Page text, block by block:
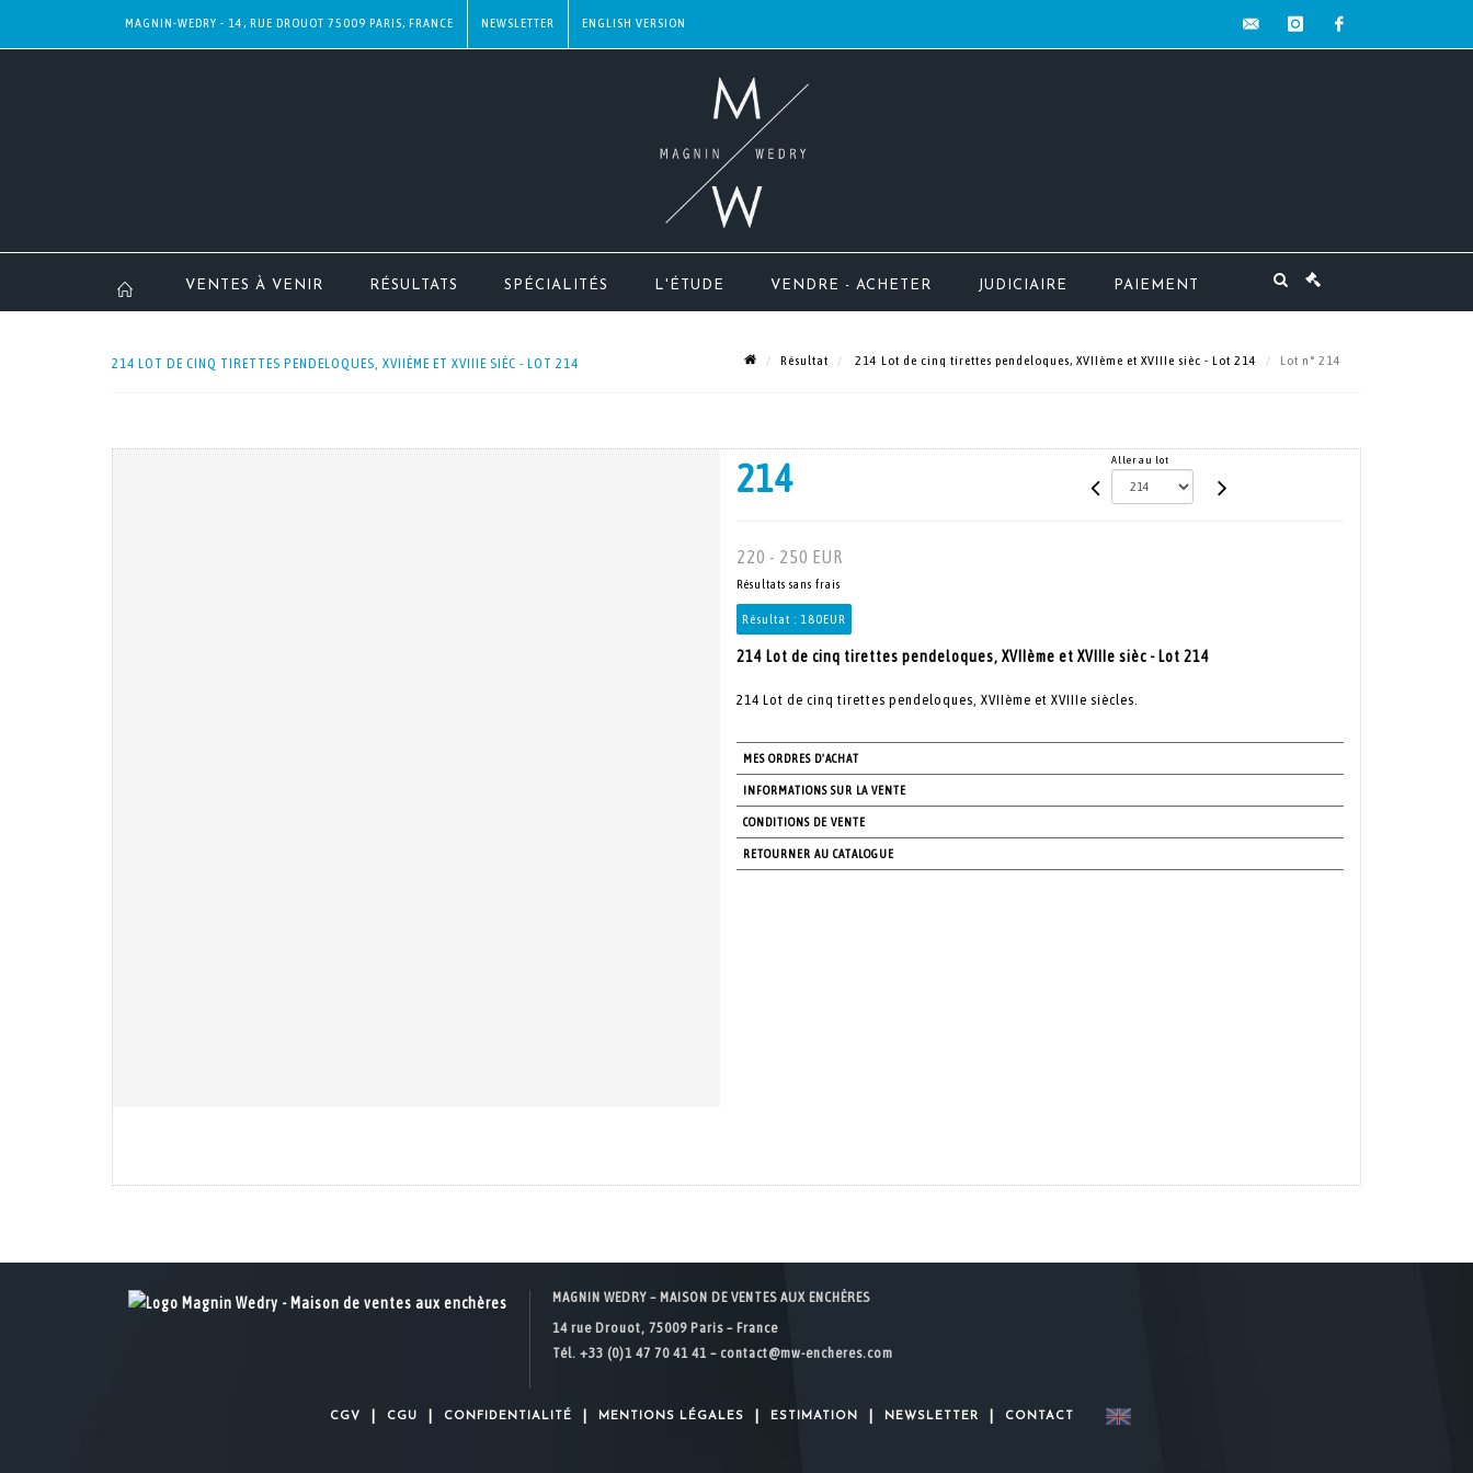
MAGNIN-WEDRY - 14, RUE DROUOT 75009 PARIS, FRANCE NEWSLETTER
VENTES À VENIR RÉSULTATS SPÉCIALITÉS L'ÉTUDE VENDRE - ACHETER JUDICIAIRE PAIEMENT
214 LOT DE CINQ TIRETTES PENDELOQUES, XVIIÈME ET XVIIIE SIÈC - LOT 214 Résultat 214 Lot de cinq tirettes pendeloques, XVIIème et XVIIIe sièc - Lot 214 Lot n° 214
214 Aller au lot
220 - 250 EUR
Résultats sans frais
Résultat : 180EUR
214 Lot de cinq tirettes pendeloques, XVIIème et XVIIIe sièc - Lot 214
214 Lot de cinq tirettes pendeloques, XVIIème et XVIIIe siècles.
MES ORDRES D'ACHAT
INFORMATIONS SUR LA VENTE
CONDITIONS DE VENTE
RETOURNER AU CATALOGUE
MAGNIN WEDRY – MAISON DE VENTES AUX ENCHÈRES
14 rue Drouot, 75009 Paris – France
Tél. +33 (0)1 47 70 41 41 – contact@mw-encheres.com
CGV CGU CONFIDENTIALITÉ MENTIONS LÉGALES ESTIMATION NEWSLETTER CONTACT